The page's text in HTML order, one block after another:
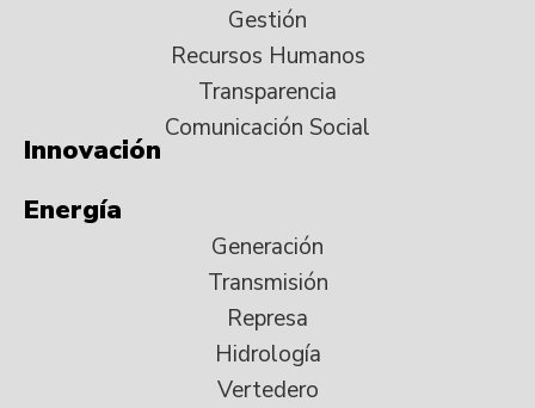
Gestión
Recursos Humanos
Transparencia
Comunicación Social
Innovación
Energía
Generación
Transmisión
Represa
Hidrología
Vertedero